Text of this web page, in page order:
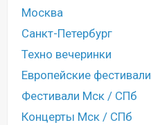
Москва
Санкт-Петербург
Техно вечеринки
Европейские фестивали
Фестивали Мск / СПб
Концерты Мск / СПб